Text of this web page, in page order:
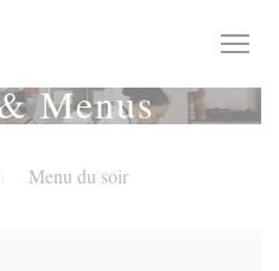
Menus
Menu du soir